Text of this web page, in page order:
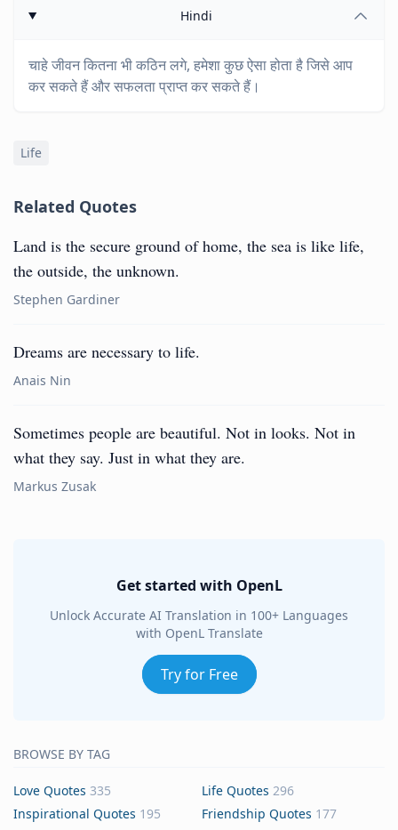
Hindi
चाहे जीवन कितना भी कठिन लगे, हमेशा कुछ ऐसा होता है जिसे आप
कर सकते हैं और सफलता प्राप्त कर सकते हैं।
Life
Related Quotes
Land is the secure ground of home, the sea is like life,
the outside, the unknown.
Stephen Gardiner
Dreams are necessary to life.
Anais Nin
Sometimes people are beautiful. Not in looks. Not in
what they say. Just in what they are.
Markus Zusak
Get started with OpenL
Unlock Accurate AI Translation in 100+ Languages
with OpenL Translate
Try for Free
BROWSE BY TAG
Love Quotes 335 Life Quotes 296
Inspirational Quotes 195 Friendship Quotes 177